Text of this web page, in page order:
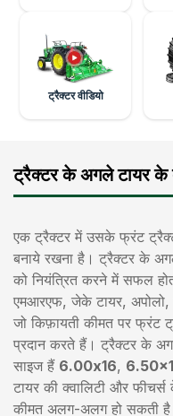
ट्रैक्टर वीडियो
ट्रैक्टर के अगले टायर के
एक ट्रैक्टर में उसके फ्रंट
बनाये रखना है। ट्रैक्टर के
को नियंत्रित करने में सफल
एमआरएफ, जेके टायर,
जो किफ़ायती कीमत पर फ्रंट
प्रदान करते हैं। ट्रैक्टर के
साइज हैं 6.00x16,
टायर की क्वालिटी और
कीमत अलग-अलग हो सकती है।